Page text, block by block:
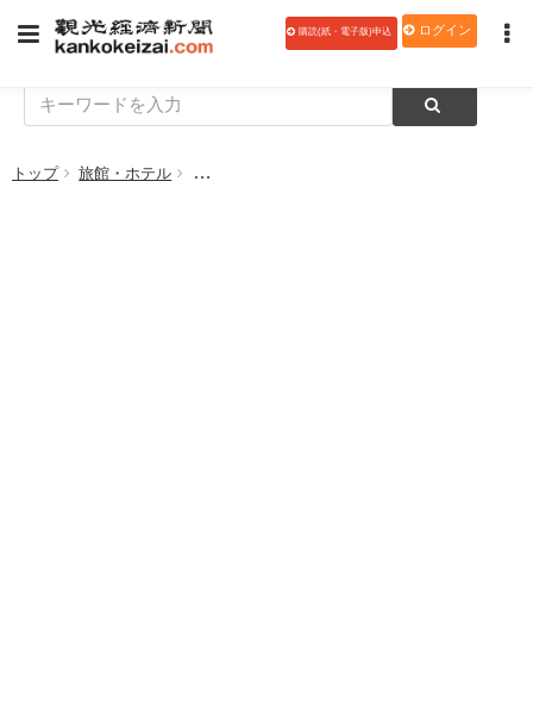
購読(紙・電子版)申込 ログイン
トップ 旅館・ホテル 島根県松江市のホテル一畑、5月16日にリニュー